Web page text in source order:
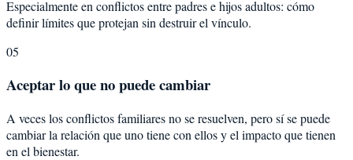
Especialmente en conflictos entre padres e hijos adultos: cómo
definir límites que protejan sin destruir el vínculo.
05
Aceptar lo que no puede cambiar
A veces los conflictos familiares no se resuelven, pero sí se puede
cambiar la relación que uno tiene con ellos y el impacto que tienen
en el bienestar.